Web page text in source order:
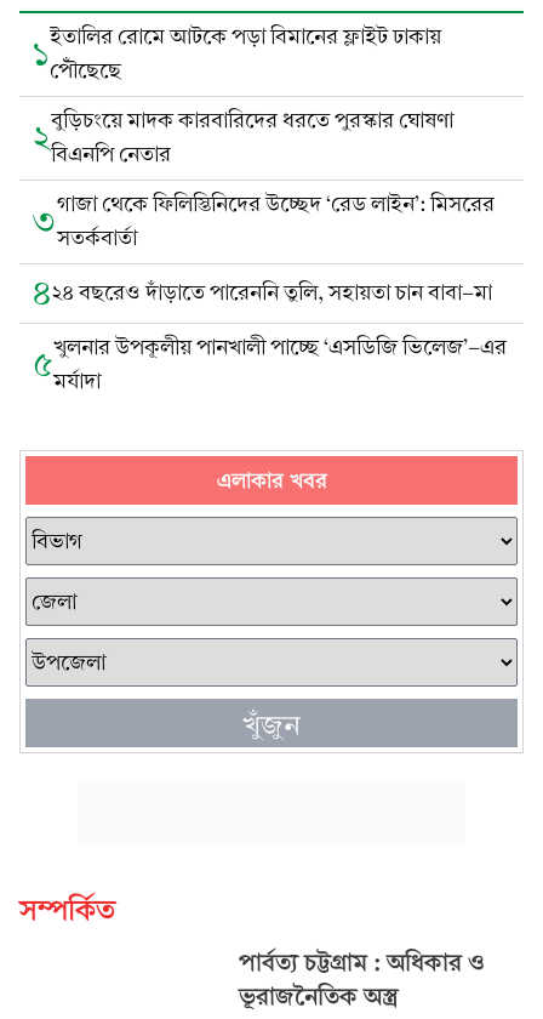
১ইতালির রোমে আটকে পড়া বিমানের ফ্লাইট ঢাকায়
পৌঁছেছে
২বুড়িচংয়ে মাদক কারবারিদের ধরতে পুরস্কার ঘোষণা
বিএনপি নেতার
৩গাজা থেকে ফিলিস্তিনিদের উচ্ছেদ ‘রেড লাইন’: মিসরের
সতর্কবার্তা
৪২৪ বছরেও দাঁড়াতে পারেননি তুলি, সহায়তা চান বাবা-মা
৫খুলনার উপকূলীয় পানখালী পাচ্ছে ‘এসডিজি ভিলেজ’-এর
মর্যাদা
এলাকার খবর
খুঁজুন
সম্পর্কিত
পার্বত্য চট্টগ্রাম : অধিকার ও
ভূরাজনৈতিক অস্ত্র